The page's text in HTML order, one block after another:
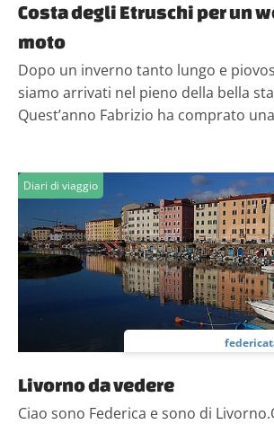
Costa degli Etruschi per un
moto
Dopo un inverno tanto lungo e
siamo arrivati nel pieno della bella
Quest’anno Fabrizio ha comprato
Diari di viaggio
Livorno da vedere
Ciao sono Federica e sono di